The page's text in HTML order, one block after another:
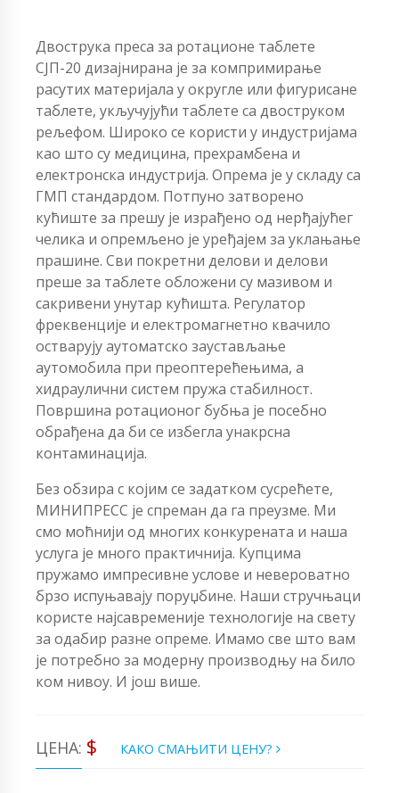
Двострука преса за ротационе таблете
СЈП-20 дизајнирана је за компримирање
расутих материјала у округле или фигурисане
таблете, укључујући таблете са двоструком
рељефом. Широко се користи у индустријама
као што су медицина, прехрамбена и
електронска индустрија. Опрема је у складу са
ГМП стандардом. Потпуно затворено
кућиште за прешу је израђено од нерђајућег
челика и опремљено је уређајем за уклањање
прашине. Сви покретни делови и делови
преше за таблете обложени су мазивом и
сакривени унутар кућишта. Регулатор
фреквенције и електромагнетно квачило
остварују аутоматско заустављање
аутомобила при преоптерећењима, а
хидраулични систем пружа стабилност.
Површина ротационог бубња је посебно
обрађена да би се избегла унакрсна
контаминација.
Без обзира с којим се задатком сусрећете,
МИНИПРЕСС је спреман да га преузме. Ми
смо моћнији од многих конкурената и наша
услуга је много практичнија. Купцима
пружамо импресивне услове и невероватно
брзо испуњавају поруџбине. Наши стручњаци
користе најсавременије технологије на свету
за одабир разне опреме. Имамо све што вам
је потребно за модерну производњу на било
ком нивоу. И још више.
ЦЕНА: $ КАКО СМАЊИТИ ЦЕНУ?